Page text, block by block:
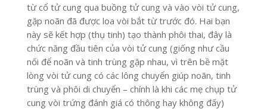
từ cổ tử cung qua buồng tử cung và vào vòi tử cung,
gặp noãn đã được loa vòi bắt từ trước đó. Hai bạn
này sẽ kết hợp (thụ tinh) tạo thành phôi thai, đây là
chức năng đầu tiên của vòi tử cung (giống như cầu
nối để noãn và tinh trùng gặp nhau, vì trên bề mặt
lòng vòi tử cung có các lông chuyển giúp noãn, tinh
trùng và phôi di chuyển – chính là khi các mẹ chụp tử
cung vòi trứng đánh giá có thông hay không đấy)